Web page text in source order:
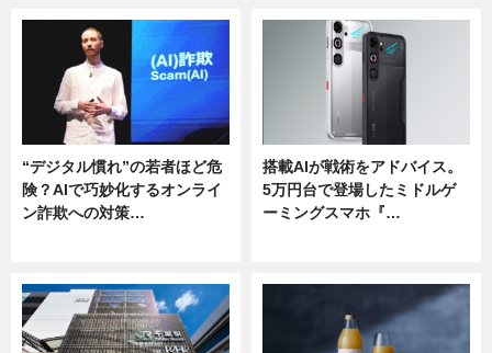
“デジタル慣れ”の若者ほど危
険？AIで巧妙化するオンライ
ン詐欺への対策…
搭載AIが戦術をアドバイス。
5万円台で登場したミドルゲ
ーミングスマホ『…